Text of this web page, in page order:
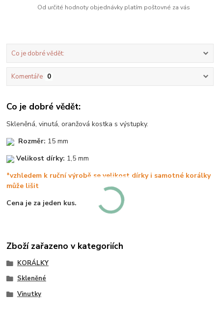
Od určité hodnoty objednávky platím poštovné za vás
Co je dobré vědět:
Komentáře 0
Co je dobré vědět:
Skleněná, vinutá, oranžová kostka s výstupky.
Rozměr: 15 mm
Velikost dírky: 1,5 mm
*vzhledem k ruční výrobě se velikost dírky i samotné korálky
může lišit
Cena je za jeden kus.
Zboží zařazeno v kategoriích
KORÁLKY
Skleněné
Vinutky